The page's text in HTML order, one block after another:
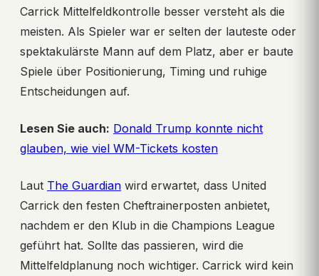
Carrick Mittelfeldkontrolle besser versteht als die
meisten. Als Spieler war er selten der lauteste oder
spektakulärste Mann auf dem Platz, aber er baute
Spiele über Positionierung, Timing und ruhige
Entscheidungen auf.
Lesen Sie auch: Donald Trump konnte nicht
glauben, wie viel WM-Tickets kosten
Laut The Guardian wird erwartet, dass United
Carrick den festen Cheftrainerposten anbietet,
nachdem er den Klub in die Champions League
geführt hat. Sollte das passieren, wird die
Mittelfeldplanung noch wichtiger. Carrick wird kein